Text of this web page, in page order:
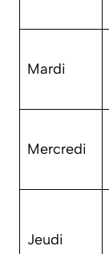
Mardi
Mercredi
Jeudi